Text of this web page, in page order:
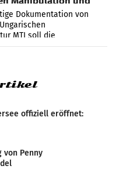
Dokumentation von
MTI soll die
Manipulation und
offiziell eröffnet:
von Penny